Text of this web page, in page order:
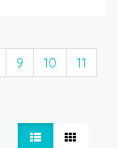
9 10
11